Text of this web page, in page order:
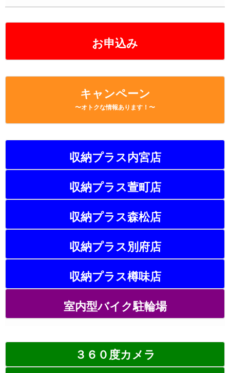
お申込み
キャンペーン
〜オトクな情報あります！〜
収納プラス内宮店
収納プラス萱町店
収納プラス森松店
収納プラス別府店
収納プラス樽味店
室内型バイク駐輪場
３６０度カメラ